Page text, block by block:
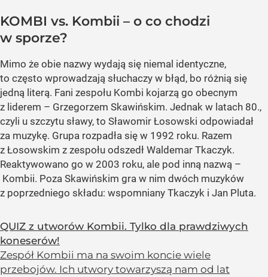
KOMBI vs. Kombii – o co chodzi
w sporze?
Mimo że obie nazwy wydają się niemal identyczne,
to często wprowadzają słuchaczy w błąd, bo różnią się
jedną literą. Fani zespołu Kombi kojarzą go obecnym
z liderem – Grzegorzem Skawińskim. Jednak w latach 80.,
czyli u szczytu sławy, to Sławomir Łosowski odpowiadał
za muzykę. Grupa rozpadła się w 1992 roku. Razem
z Łosowskim z zespołu odszedł Waldemar Tkaczyk.
Reaktywowano go w 2003 roku, ale pod inną nazwą –
Kombii. Poza Skawińskim gra w nim dwóch muzyków
z poprzedniego składu: wspomniany Tkaczyk i Jan Pluta.
QUIZ z utworów Kombii. Tylko dla prawdziwych
koneserów!
Zespół Kombii ma na swoim koncie wiele
przebojów. Ich utwory towarzyszą nam od lat